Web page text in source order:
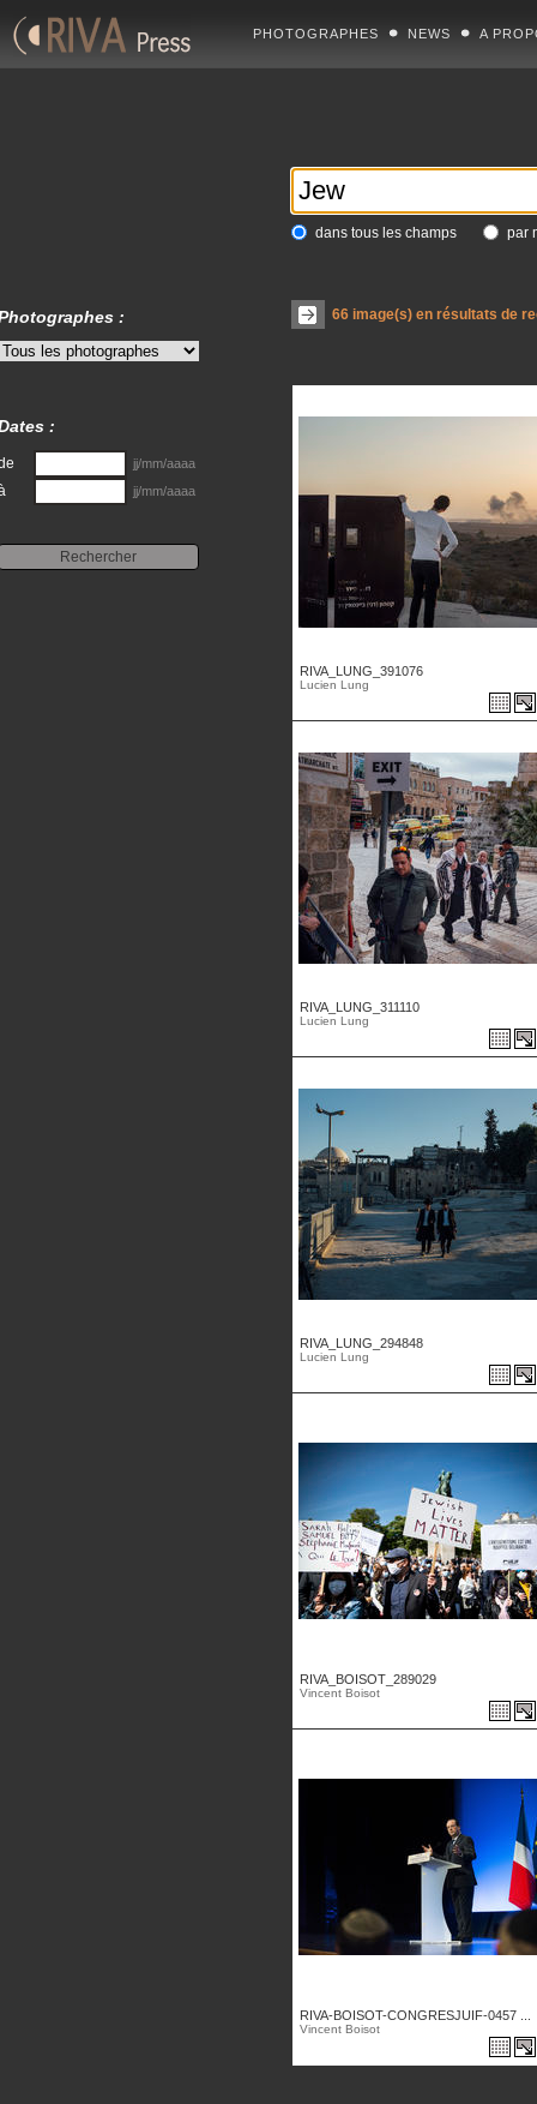
PHOTOGRAPHES NEWS A
dans tous les champs par
66image(s) en résultats de
RIVA_LUNG_391076
Lucien Lung
RIVA_LUNG_311110
Lucien Lung
RIVA_LUNG_294848
Lucien Lung
RIVA_BOISOT_289029
Vincent Boisot
RIVA-BOISOT-CONGRESJUIF-0457 ...
Vincent Boisot
:
:
jj/mm/aaaa
jj/mm/aaaa